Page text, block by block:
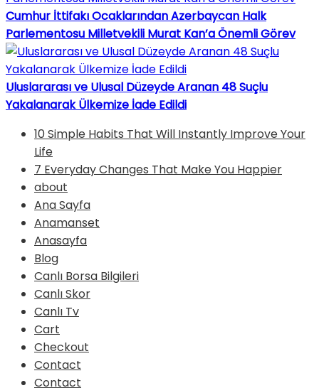
Cumhur İttifakı Ocaklarından Azerbaycan Halk
Parlementosu Milletvekili Murat Kan’a Önemli Görev
Uluslararası ve Ulusal Düzeyde Aranan 48 Suçlu
Yakalanarak Ülkemize İade Edildi
10 Simple Habits That Will Instantly Improve Your
Life
7 Everyday Changes That Make You Happier
about
Ana Sayfa
Anamanset
Anasayfa
Blog
Canlı Borsa Bilgileri
Canlı Skor
Canlı Tv
Cart
Checkout
Contact
Contact